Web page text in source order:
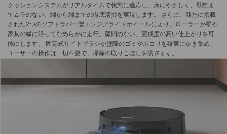
クッションシステムがリアルタイムで状態に適応し、床にやさしく、壁際ま
でムラのない、端から端までの徹底清掃を実現します。 さらに、新たに搭載
された2つのソフトラバー製エッジグライドホイールにより、ローラーが壁や
家具の縁に沿ってなめらかに走行。隙間のない、完成度の高い仕上がりを可
能にします。 固定式サイドブラシが壁際のゴミやホコリを確実にかき集め、
ユーザーの操作は一切不要で、掃除の取りこぼしを防ぎます。